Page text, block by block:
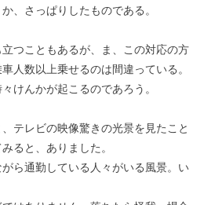
、さっぱりしたものである。
つこともあるが、ま、この対応の方
人数以上乗せるのは間違っている。
けんかが起こるのであろう。
テレビの映像驚きの光景を見たこと
ると、ありました。
ら通勤している人々がいる風景。い